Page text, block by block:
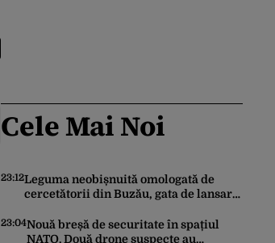
Cele Mai Noi
23:12Leguma neobișnuită omologată de
cercetătorii din Buzău, gata de lansare
unde provine soiul
23:04Nouă breșă de securitate în spațiul
NATO. Două drone suspecte au